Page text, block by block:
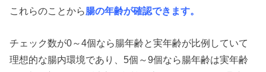
これらのことから腸の年齢が確認できます。
チェック数が0～4個なら腸年齢と実年齢が比例していて
理想的な腸内環境であり、5個～9個なら腸年齢は実年齢